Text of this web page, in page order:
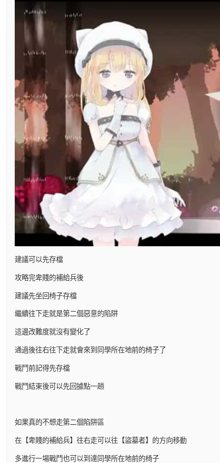
建議可以先存檔
攻略完卑賤的補給兵後
建議先坐回椅子存檔
繼續往下走就是第二個惡意的陷阱
這邊改難度就沒有變化了
通過後往右往下走就會來到同學所在地前的椅子了
戰鬥前記得先存檔
戰鬥結束後可以先回據點一趟
如果真的不想走第二個陷阱區
在【卑賤的補給兵】往右走可以往【盜墓者】的方向移動
多進行一場戰鬥也可以到達同學所在地前的椅子